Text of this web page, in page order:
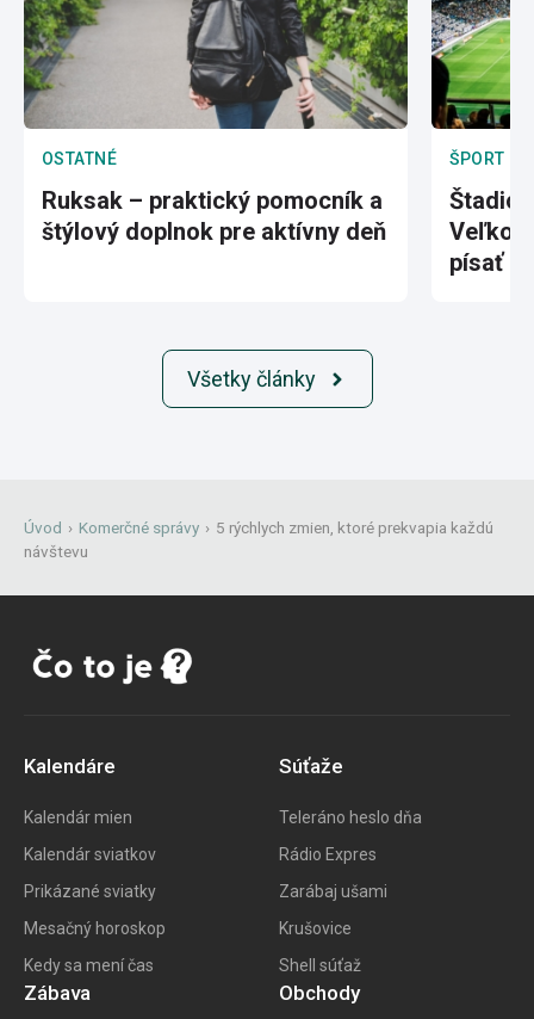
OSTATNÉ
Ruksak – praktický pomocník a
štýlový doplnok pre aktívny deň
ŠPORT
písať
Všetky články
Úvod › Komerčné správy › 5 rýchlych zmien, ktoré prekvapia každú
návštevu
Kalendáre
Kalendár mien
Kalendár sviatkov
Prikázané sviatky
Mesačný horoskop
Kedy sa mení čas
Súťaže
Teleráno heslo dňa
Rádio Expres
Zarábaj ušami
Krušovice
Shell súťaž
Zábava Obchody